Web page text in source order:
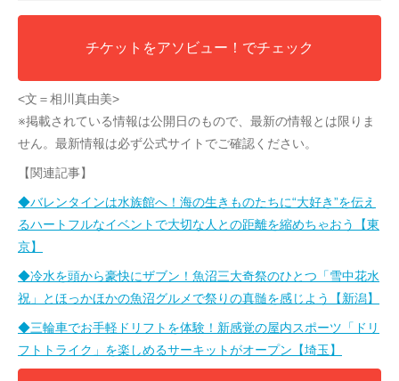
チケットをアソビュー！でチェック
<文＝相川真由美>
※掲載されている情報は公開日のもので、最新の情報とは限りま
せん。最新情報は必ず公式サイトでご確認ください。
【関連記事】
◆バレンタインは水族館へ！海の生きものたちに“大好き”を伝え
るハートフルなイベントで大切な人との距離を縮めちゃおう【東
京】
◆冷水を頭から豪快にザブン！魚沼三大奇祭のひとつ「雪中花水
祝」とほっかほかの魚沼グルメで祭りの真髄を感じよう【新潟】
◆三輪車でお手軽ドリフトを体験！新感覚の屋内スポーツ「ドリ
フトトライク」を楽しめるサーキットがオープン【埼玉】